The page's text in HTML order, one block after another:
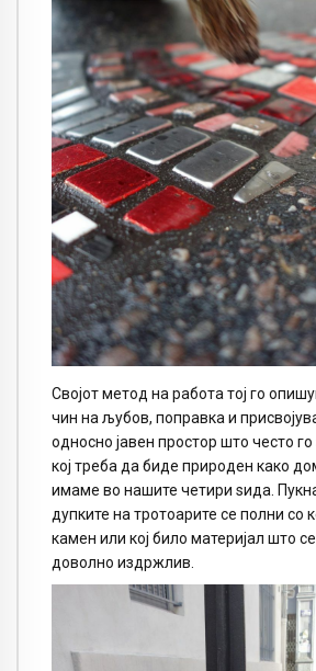
Својот метод на работа тој го
чин на љубов, поправка и
односно јавен простор што често
кој треба да биде природен како
имаме во нашите четири ѕида.
дупките на тротоарите се полни со
камен или кој било материјал што
доволно издржлив.